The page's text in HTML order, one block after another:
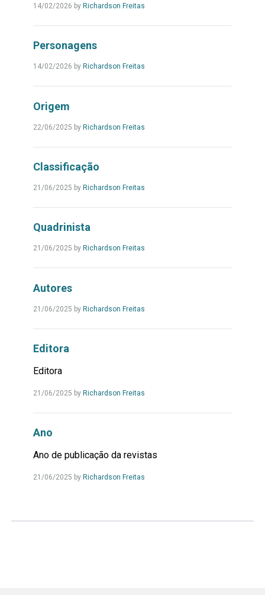
14/02/2026 by Richardson FreitasLeia
Personagens
14/02/2026 by Richardson FreitasLeia
Origem
22/06/2025 by Richardson FreitasLeia
Classificação
21/06/2025 by Richardson FreitasLeia
Quadrinista
21/06/2025 by Richardson FreitasLeia
Autores
21/06/2025 by Richardson FreitasLeia
Editora
Editora
21/06/2025 by Richardson FreitasLeia
Ano
Ano de publicação da revistas
21/06/2025 by Richardson FreitasLeia